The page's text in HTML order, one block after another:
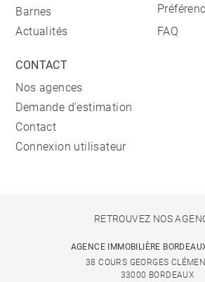
Barnes
Actualités
FAQ
CONTACT
Nos agences
Demande d'estimation
Contact
Connexion utilisateur
RETROUVEZ NOS
AGENCE IMMOBILIÈRE
38 COURS GEORGES
33000 BORDEAUX